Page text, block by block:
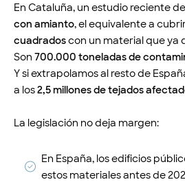
En Cataluña, un estudio reciente
con amianto, el equivalente a
cuadradoscon un material que ya
Son 700.000 toneladas de
Y si extrapolamos al resto de
a los2,5 millones de tejados
La legislación no deja margen:
En España, los edificios
estos materiales antes de